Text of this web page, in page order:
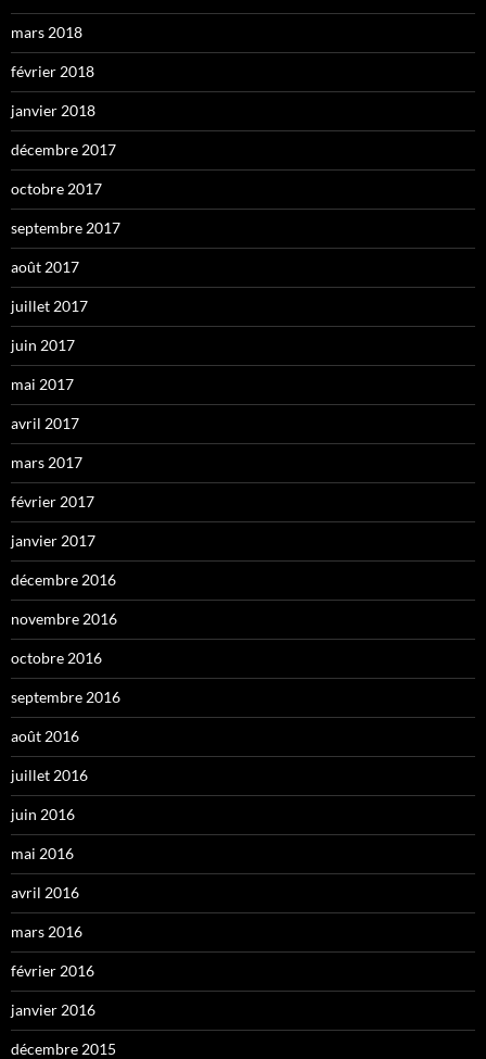
mars 2018
février 2018
janvier 2018
décembre 2017
octobre 2017
septembre 2017
août 2017
juillet 2017
juin 2017
mai 2017
avril 2017
mars 2017
février 2017
janvier 2017
décembre 2016
novembre 2016
octobre 2016
septembre 2016
août 2016
juillet 2016
juin 2016
mai 2016
avril 2016
mars 2016
février 2016
janvier 2016
décembre 2015